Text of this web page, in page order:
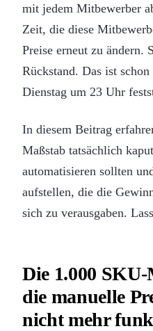
mit jedem Mitbewerber
Zeit, die diese
Preise erneut zu ändern.
Rückstand. Das ist
Dienstag um 23 Uhr
In diesem Beitrag
Maßstab tatsächlich
automatisieren sollten
aufstellen, die die
sich zu verausgaben.
Die 1.000
die manuelle
nicht mehr